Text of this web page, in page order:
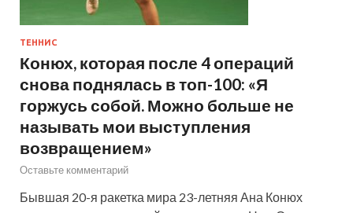
ТЕННИС
Конюх, которая после 4 операций
снова поднялась в топ-100: «Я
горжусь собой. Можно больше не
называть мои выступления
возвращением»
Оставьте комментарий
Бывшая 20-я ракетка мира 23-летняя Ана Конюх